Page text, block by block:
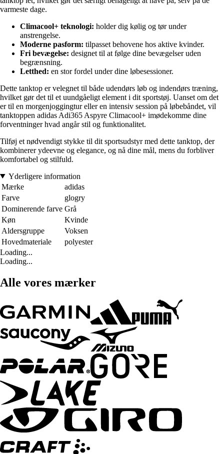
varmeste dage.
Climacool+ teknologi: holder dig kølig og tør under
anstrengelse.
Moderne pasform: tilpasset behovene hos aktive kvinder.
Fri bevægelse: designet til at følge dine bevægelser uden
begrænsning.
Letthed: en stor fordel under dine løbesessioner.
Dette tanktop er velegnet til både udendørs løb og indendørs træning,
hvilket gør det til et uundgåeligt element i dit sportstøj. Uanset om det
er til en morgenjoggingtur eller en intensiv session på løbebåndet, vil
tanktoppen adidas Adi365 Aspyre Climacool+ imødekomme dine
forventninger hvad angår stil og funktionalitet.
Tilføj et nødvendigt stykke til dit sportsudstyr med dette tanktop, der
kombinerer ydeevne og elegance, og nå dine mål, mens du forbliver
komfortabel og stilfuld.
Yderligere information
Mærke
adidas
Farve
glogry
Dominerende farve Grå
Køn
Kvinde
Aldersgruppe
Voksen
Hovedmateriale
polyester
Loading...
Loading...
Alle vores mærker